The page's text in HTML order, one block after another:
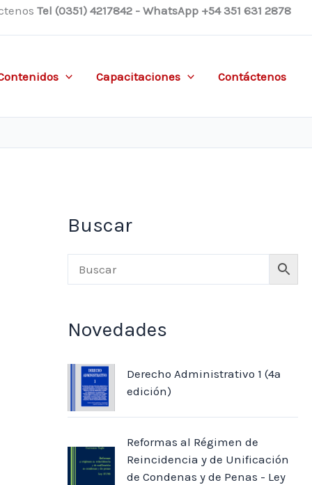
Tel (0351) 4217842 - WhatsApp +54 351 631 2878
Capacitaciones Contáctenos
Buscar
Novedades
Derecho Administrativo 1 (4ª
edición)
Reformas al Régimen de
Reincidencia y de Unificación
de Condenas y de Penas - Ley